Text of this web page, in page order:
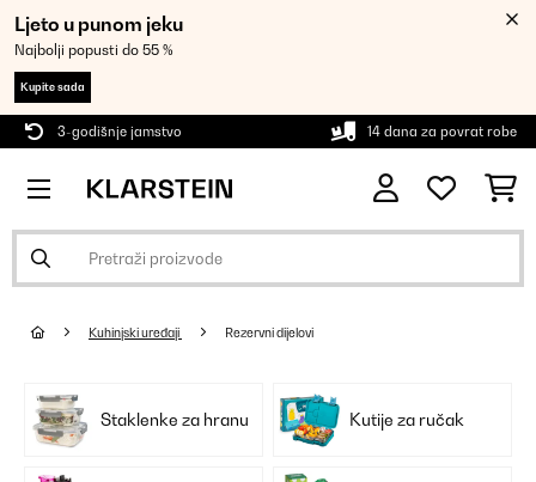
Ljeto u punom jeku
Najbolji popusti do 55 %
Kupite sada
3-godišnje jamstvo 14 dana za povrat robe
Kuhinjski uređaji Rezervni dijelovi
Staklenke za hranu Kutije za ručak